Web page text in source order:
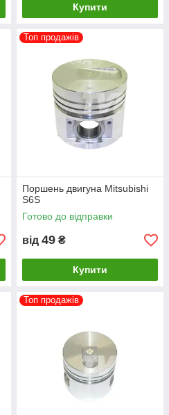
Купити
Топ продажів
Поршень двигуна Mitsubishi
S6S
Готово до відправки
від 49 ₴
Купити
Топ продажів